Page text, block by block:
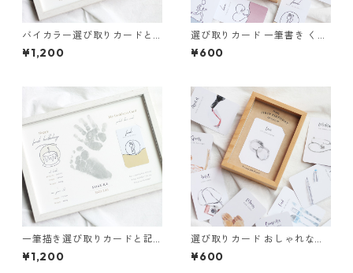
バイカラー選び取りカードと
記念ポスター セット 手足型デ
ザイン
¥1,200
選び取りカード 一筆書き くす
みカラー 1歳 誕生日
¥600
一筆描き選び取りカードと記
念ポスター セット 手足型デザ
イン
¥1,200
選び取りカード おしゃれな水
彩調 台紙付き
¥600